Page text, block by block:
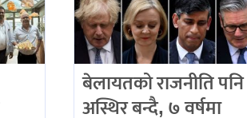
बेलायतको राजनीति पनि
अस्थिर बन्दै, ७ वर्षमा